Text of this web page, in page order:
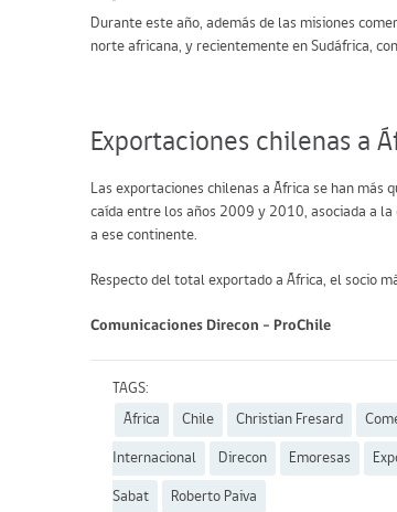
Durante este año, además de las misiones
norte africana, y recientemente en Sudáfrica,
Exportaciones chilenas a
Las exportaciones chilenas a África se han
caída entre los años 2009 y 2010, asociada a
a ese continente.
Respecto del total exportado a África, el socio
Comunicaciones Direcon – ProChile
TAGS:
África
Chile Christian Fresard
Internacional Direcon Emoresas
Sabat Roberto Paiva